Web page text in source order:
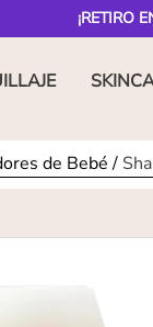
¡RETIRO
de Bebé